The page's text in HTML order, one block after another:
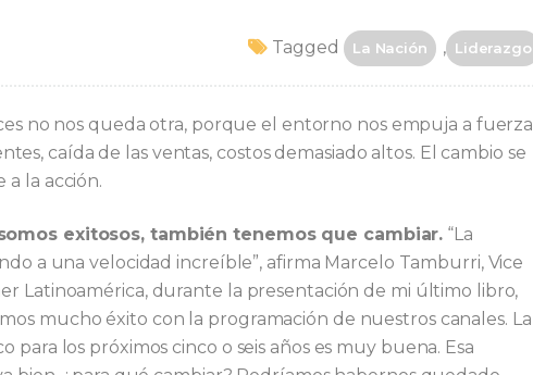
Tagged La Nación , Liderazgo
no nos queda otra, porque el entorno nos empuja a fuerza
caída de las ventas, costos demasiado altos. El cambio se
la acción.
exitosos, también tenemos que cambiar. “La
a una velocidad increíble”, afirma Marcelo Tamburri, Vice
Latinoamérica, durante la presentación de mi último libro,
mucho éxito con la programación de nuestros canales. La
los próximos cinco o seis años es muy buena. Esa